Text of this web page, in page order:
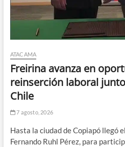
ATACAMA
Freirina avanza en
reinserción laboral
Chile
7 agosto, 2026
Hasta la ciudad de Copiapó llegó
Fernando Ruhl Pérez, para